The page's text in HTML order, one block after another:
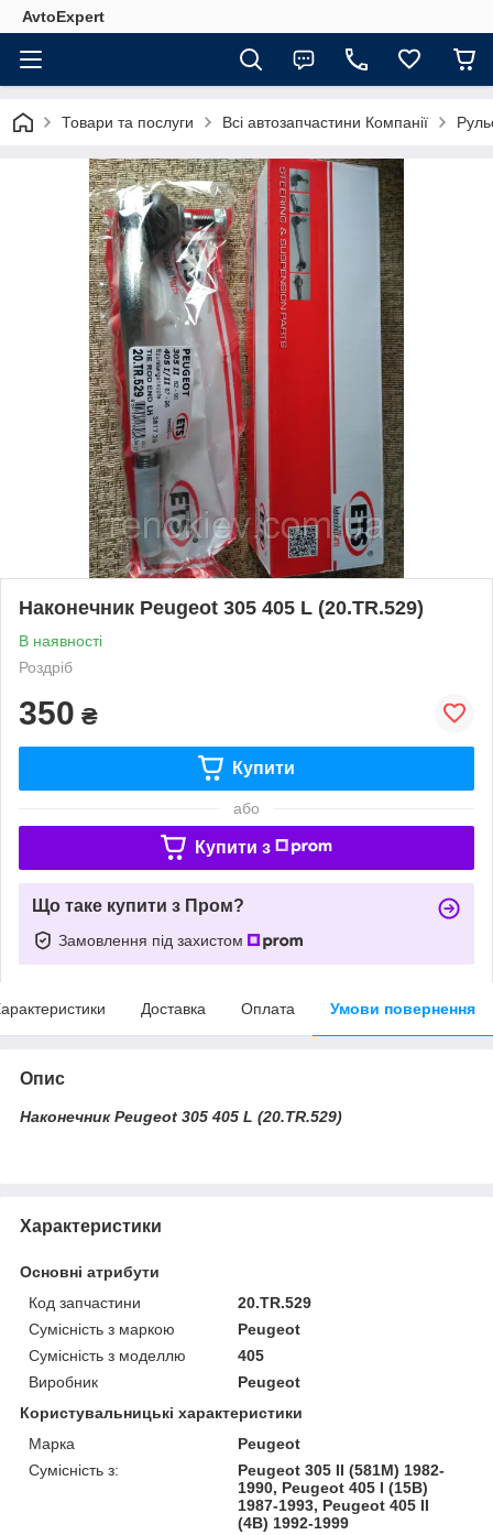
AvtoExpert
Товари та послуги Всі автозапчастини Компанії
Наконечник Peugeot 305 405 L (20.TR.529)
В наявності
Роздріб
350 ₴
Купити
або
Купити з
Що таке купити з Пром?
Замовлення під захистом
Доставка Оплата Умови повернення
Опис
Наконечник Peugeot 305 405 L (20.TR.529)
Характеристики
Основні атрибути
Код запчастини
20.TR.529
Сумісність з маркою
Peugeot
Сумісність з моделлю
405
Виробник
Peugeot
Користувальницькі характеристики
Марка
Peugeot
Сумісність з:
Peugeot 305 II (581M) 1982-
1990, Peugeot 405 I (15B)
1987-1993, Peugeot 405 II
(4B) 1992-1999